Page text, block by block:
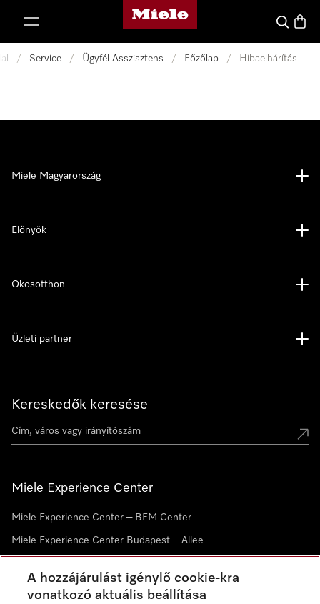
Miele honlapja
Kereses
/ Service / Ügyfél Asszisztens / Főzőlap / Hibaelhárítás
Kereskedők keresése
Miele Experience Center
Miele Experience Center – BEM Center
Miele Experience Center Budapest – Allee
Miele Magyarország
Előnyök
Okosotthon
Üzleti partner
A hozzájárulást igénylő cookie-kra
vonatkozó aktuális beállítása